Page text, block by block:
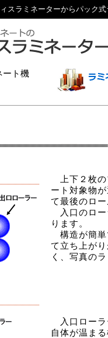
スラミネーターからパック
上下２枚の
ート対象物
て最後のロ
入口のロー
ります。
構造が簡単
て立ち上が
く、写真の
入口ローラ
自体が温ま